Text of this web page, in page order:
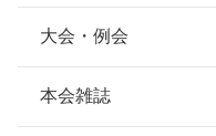
組織について
本会の歴史
安心できる矯正歯科
矯正歯科治療につい
大会・例会
本会雑誌
までは、矯正歯科治療
としたガイドラインが
す。しかしながら、実
前歯が突出した小児に